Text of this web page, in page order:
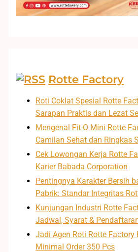
Rotte Factory
Roti Coklat Spesial Rotte
Sarapan Praktis dan Lezat
Mengenal Fit-O Mini Rotte
Camilan Sehat dan Ringkas
Cek Lowongan Kerja Rotte
Karier Babada Corporation
Pentingnya Karakter Bersih
Pabrik: Standar Integritas
Kunjungan Industri Rotte
Jadwal, Syarat &
Jadi Agen Roti Rotte Factory
Minimal Order 350 Pcs